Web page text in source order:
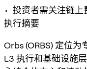
• 投资者需关注链上
执行摘要
Orbs (ORBS) 定位为
L3 执行和基础设施